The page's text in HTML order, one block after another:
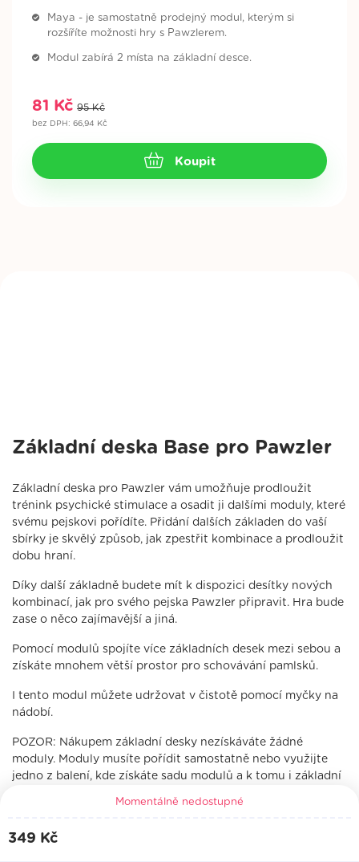
Momentálně nedostupné
349 Kč
Maya - je samostatně prodejný modul, kterým si
rozšíříte možnosti hry s Pawzlerem.
Modul zabírá 2 místa na základní desce.
81 Kč 95 Kč
bez DPH: 66,94 Kč
Koupit
Základní deska Base pro Pawzler
Základní deska pro Pawzler vám umožňuje prodloužit
trénink psychické stimulace a osadit ji dalšími moduly, které
svému pejskovi pořídíte. Přidání dalších základen do vaší
sbírky je skvělý způsob, jak zpestřit kombinace a prodloužit
dobu hraní.
Díky další základně budete mít k dispozici desítky nových
kombinací, jak pro svého pejska Pawzler připravit. Hra bude
zase o něco zajímavější a jiná.
Pomocí modulů spojíte více základních desek mezi sebou a
získáte mnohem větší prostor pro schovávání pamlsků.
I tento modul můžete udržovat v čistotě pomocí myčky na
nádobí.
POZOR: Nákupem základní desky nezískáváte žádné
moduly. Moduly musíte pořídit samostatně nebo využijte
jedno z balení, kde získáte sadu modulů a k tomu i základní